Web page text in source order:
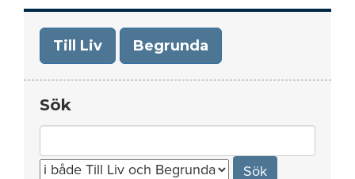
Till Liv Begrunda
Sök
for: